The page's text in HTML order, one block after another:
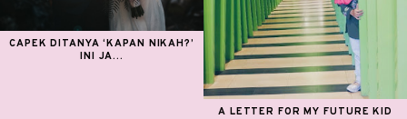
CAPEK DITANYA ‘KAPAN NIKAH?’
INI JA...
A LETTER FOR MY FUTURE KID